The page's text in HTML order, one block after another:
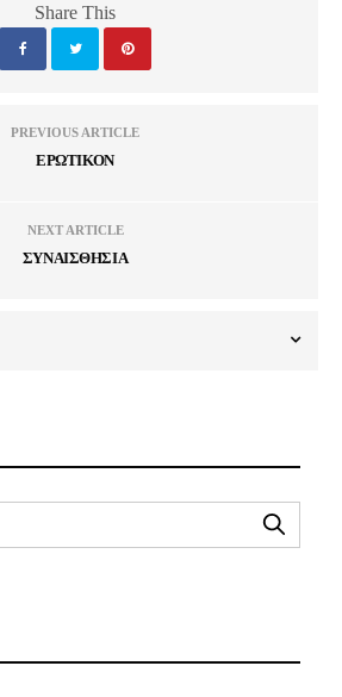
Share This
PREVIOUS ARTICLE
ΕΡΩΤΙΚΟΝ
NEXT ARTICLE
ΣΥΝΑΙΣΘΗΣΙΑ